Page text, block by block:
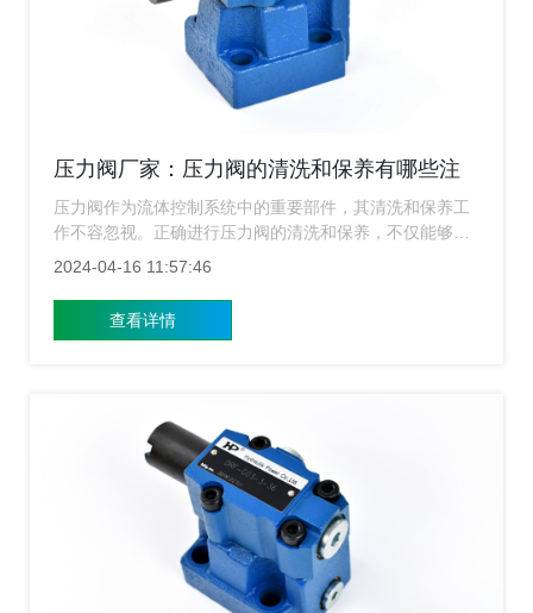
压力阀厂家：压力阀的清洗和保养有哪些注
意事项？
压力阀作为流体控制系统中的重要部件，其清洗和保养工
作不容忽视。正确进行压力阀的清洗和保养，不仅能够有
效延长其使用寿命，还能确保系统的稳定运行。在进行压
厂家就来给大家介绍下这方面的知识。
2024-04-16 11:57:46
查看详情